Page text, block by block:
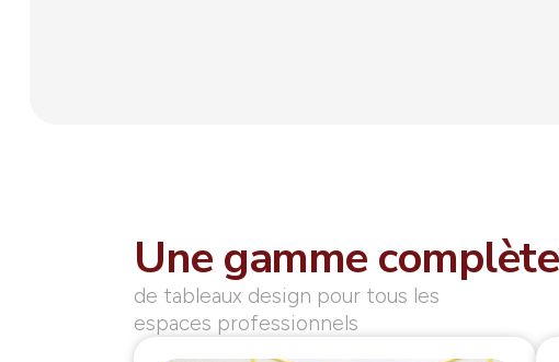
Une gamme complète
de tableaux design pour tous les
espaces professionnels